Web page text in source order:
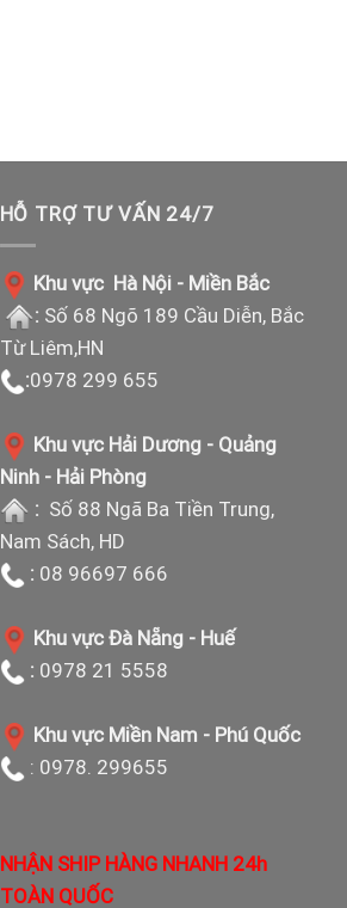
HỖ TRỢ TƯ VẤN 24/7
Khu vực Hà Nội - Miền Bắc
: Số 68 Ngõ 189 Cầu Diễn, Bắc
Từ Liêm,HN
:0978 299 655
Khu vực Hải Dương - Quảng
Ninh - Hải Phòng
: Số 88 Ngã Ba Tiền Trung,
Nam Sách, HD
: 08 96697 666
Khu vực Đà Nẵng - Huế
: 0978 21 5558
Khu vực Miền Nam - Phú Quốc
: 0978. 299655
NHẬN SHIP HÀNG NHANH 24h
TOÀN QUỐC